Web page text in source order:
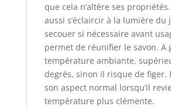
que cela n’altère ses
aussi s’éclaircir à la lumière du
secouer si nécessaire avant
permet de réunifier le savon. A
température ambiante,
degrés, sinon il risque de figer.
son aspect normal lorsqu’il
température plus clémente.